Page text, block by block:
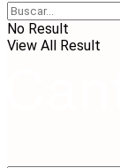
No Result
View All Result